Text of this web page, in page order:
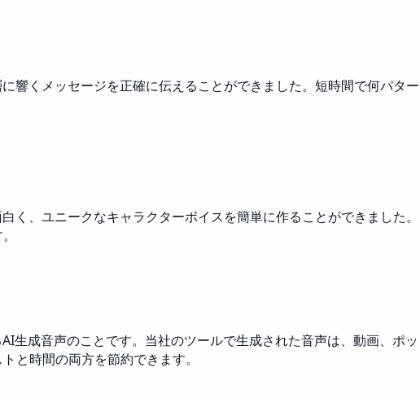
響くメッセージを正確に伝えることができました。短時間で何パター
、ユニークなキャラクターボイスを簡単に作ることができました。
生成音声のことです。当社のツールで生成された音声は、動画、ポッ
と時間の両方を節約できます。